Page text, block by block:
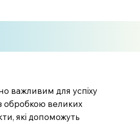
важливим для успіху
обробкою великих
які допоможуть